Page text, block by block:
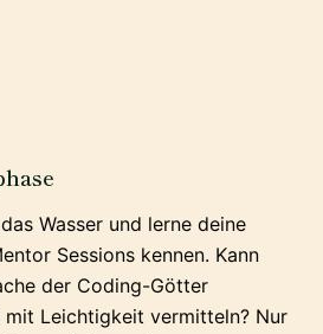
Wasser und lerne deine
Sessions kennen. Kann
der Coding-Götter
Leichtigkeit vermitteln? Nur